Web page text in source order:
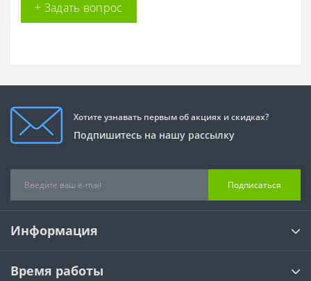
+ Задать вопрос
Хотите узнавать первым об акциях и скидках?
Подпишитесь на нашу рассылку
Подписаться
Информация
Время работы